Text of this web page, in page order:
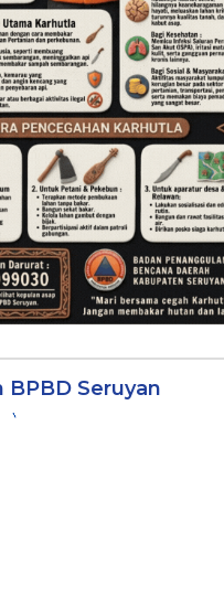
BPBD Seruyan